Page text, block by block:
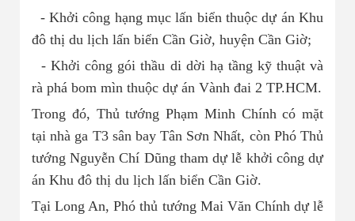
- Khởi công hạng mục lấn biển thuộc dự án Khu
đô thị du lịch lấn biển Cần Giờ, huyện Cần Giờ;
- Khởi công gói thầu di dời hạ tầng kỹ thuật và
rà phá bom mìn thuộc dự án Vành đai 2 TP.HCM.
Trong đó, Thủ tướng Phạm Minh Chính có mặt
tại nhà ga T3 sân bay Tân Sơn Nhất, còn Phó Thủ
tướng Nguyễn Chí Dũng tham dự lễ khởi công dự
án Khu đô thị du lịch lấn biển Cần Giờ.
Tại Long An, Phó thủ tướng Mai Văn Chính dự lễ